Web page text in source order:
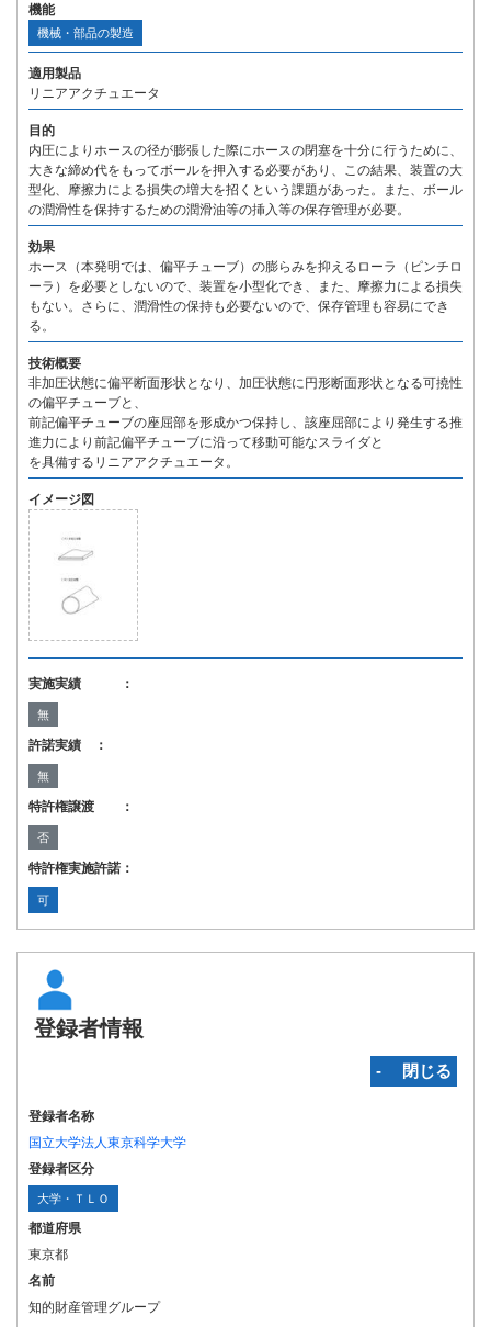
機能
機械・部品の製造
適用製品
リニアアクチュエータ
目的
内圧によりホースの径が膨張した際にホースの閉塞を十分に行うために、
大きな締め代をもってボールを押入する必要があり、この結果、装置の大
型化、摩擦力による損失の増大を招くという課題があった。また、ボール
の潤滑性を保持するための潤滑油等の挿入等の保存管理が必要。
効果
ホース（本発明では、偏平チューブ）の膨らみを抑えるローラ（ピンチロ
ーラ）を必要としないので、装置を小型化でき、また、摩擦力による損失
もない。さらに、潤滑性の保持も必要ないので、保存管理も容易にでき
る。
技術概要
非加圧状態に偏平断面形状となり、加圧状態に円形断面形状となる可撓性
の偏平チューブと、
前記偏平チューブの座屈部を形成かつ保持し、該座屈部により発生する推
進力により前記偏平チューブに沿って移動可能なスライダと
を具備するリニアアクチュエータ。
イメージ図
実施実績 ：
無
許諾実績 ：
無
特許権譲渡 ：
否
特許権実施許諾：
可
登録者情報
‐ 閉じる
登録者名称
国立大学法人東京科学大学
登録者区分
大学・ＴＬＯ
都道府県
東京都
名前
知的財産管理グループ